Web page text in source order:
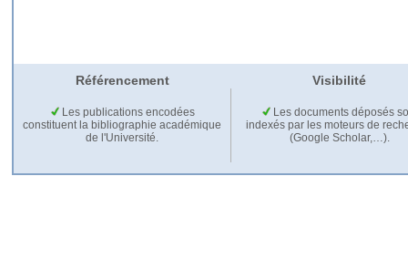
Référencement Visibilité
Les publications encodées
constituent la bibliographie académique
de l'Université.
Les documents déposés
indexés par les moteurs de
(Google Scholar,…).